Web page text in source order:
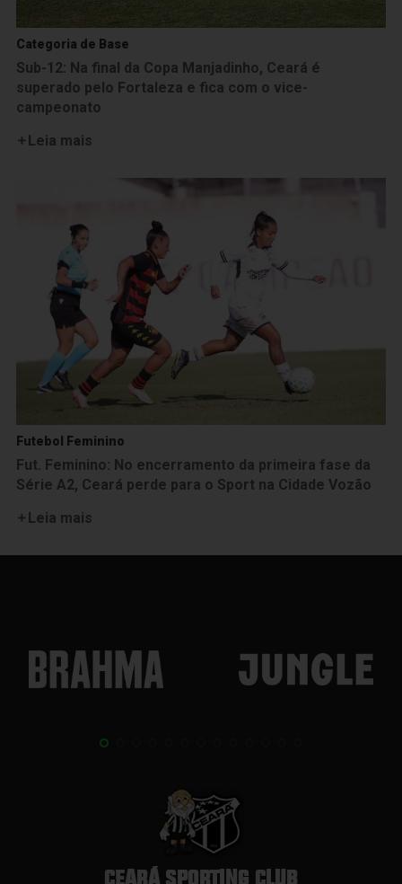
Categoria de Base
Sub-12: Na final da Copa Manjadinho, Ceará é
superado pelo Fortaleza e fica com o vice-
campeonato
Leia mais
Futebol Feminino
Fut. Feminino: No encerramento da primeira fase da
Série A2, Ceará perde para o Sport na Cidade Vozão
Leia mais
CEARÁ SPORTING CLUB